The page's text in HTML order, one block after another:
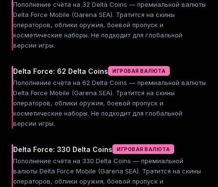
Пополнение счёта на 32 Delta Coins — премиальной валюты
Delta Force Mobile (Garena SEA). Тратится на скины
операторов, облики оружия, боевой пропуск и
косметические наборы. Не подходит для глобальной
версии игры.
Delta Force: 62 Delta Coins ИГРОВАЯ ВАЛЮТА
Пополнение счёта на 62 Delta Coins — премиальной валюты
Delta Force Mobile (Garena SEA). Тратится на скины
операторов, облики оружия, боевой пропуск и
косметические наборы. Не подходит для глобальной
версии игры.
Delta Force: 330 Delta Coins ИГРОВАЯ ВАЛЮТА
Пополнение счёта на 330 Delta Coins — премиальной
валюты Delta Force Mobile (Garena SEA). Тратится на скины
операторов, облики оружия, боевой пропуск и